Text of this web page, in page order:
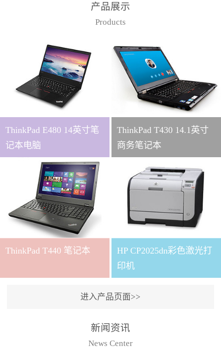
产品展示
Products
ThinkPad E480 14英寸笔
记本电脑
ThinkPad T430 14.1英寸
商务笔记本
ThinkPad T440 笔记本
HP CP2025dn彩色激光打
印机
进入产品页面>>
新闻资讯
News Center